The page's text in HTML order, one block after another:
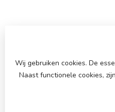
Wij gebruiken cookies. De
Naast functionele cookies,